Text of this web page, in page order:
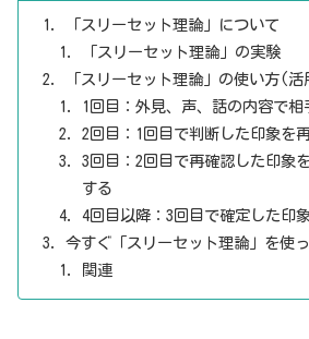
「スリーセット理論」について
「スリーセット理論」の実験
「スリーセット理論」の使い方(活
1回目：外見、声、話の内容で
2回目：1回目で判断した印象を
3回目：2回目で再確認した印象
する
4回目以降：3回目で確定した印
今すぐ「スリーセット理論」を使
関連